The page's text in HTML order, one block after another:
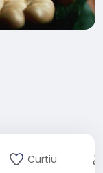
Curtiu